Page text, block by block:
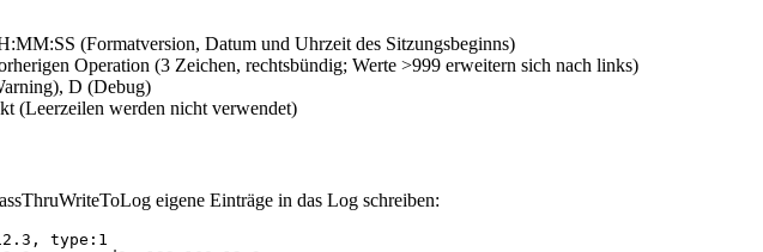
(Formatversion, Datum und Uhrzeit des Sitzungsbeginns)
Operation (3 Zeichen, rechtsbündig; Werte >999 erweitern sich nach links)
D (Debug)
(Leerzeilen werden nicht verwendet)
eigene Einträge in das Log schreiben:
type:1